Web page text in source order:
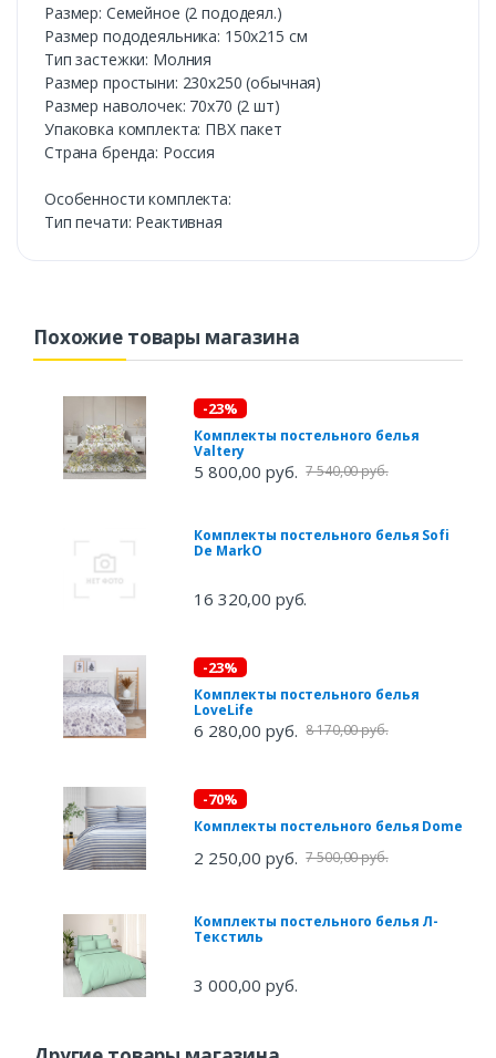
Размер: Семейное (2 пододеял.)
Размер пододеяльника: 150х215 см
Тип застежки: Молния
Размер простыни: 230х250 (обычная)
Размер наволочек: 70х70 (2 шт)
Упаковка комплекта: ПВХ пакет
Страна бренда: Россия
Особенности комплекта:
Тип печати: Реактивная
Похожие товары магазина
-23%
Комплекты постельного белья
Valtery
5 800,00 руб. 7 540,00 руб.
Комплекты постельного белья Sofi
De MarkO
16 320,00 руб.
-23%
Комплекты постельного белья
LoveLife
6 280,00 руб. 8 170,00 руб.
-70%
Комплекты постельного белья Dome
2 250,00 руб. 7 500,00 руб.
Комплекты постельного белья Л-
Текстиль
3 000,00 руб.